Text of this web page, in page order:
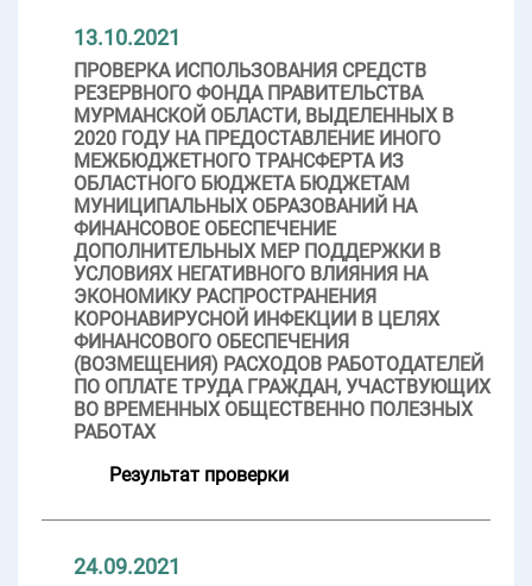
13.10.2021
ПРОВЕРКА ИСПОЛЬЗОВАНИЯ СРЕДСТВ
РЕЗЕРВНОГО ФОНДА ПРАВИТЕЛЬСТВА
МУРМАНСКОЙ ОБЛАСТИ, ВЫДЕЛЕННЫХ В
2020 ГОДУ НА ПРЕДОСТАВЛЕНИЕ ИНОГО
МЕЖБЮДЖЕТНОГО ТРАНСФЕРТА ИЗ
ОБЛАСТНОГО БЮДЖЕТА БЮДЖЕТАМ
МУНИЦИПАЛЬНЫХ ОБРАЗОВАНИЙ НА
ФИНАНСОВОЕ ОБЕСПЕЧЕНИЕ
ДОПОЛНИТЕЛЬНЫХ МЕР ПОДДЕРЖКИ В
УСЛОВИЯХ НЕГАТИВНОГО ВЛИЯНИЯ НА
ЭКОНОМИКУ РАСПРОСТРАНЕНИЯ
КОРОНАВИРУСНОЙ ИНФЕКЦИИ В ЦЕЛЯХ
ФИНАНСОВОГО ОБЕСПЕЧЕНИЯ
(ВОЗМЕЩЕНИЯ) РАСХОДОВ РАБОТОДАТЕЛЕЙ
ПО ОПЛАТЕ ТРУДА ГРАЖДАН, УЧАСТВУЮЩИХ
ВО ВРЕМЕННЫХ ОБЩЕСТВЕННО ПОЛЕЗНЫХ
РАБОТАХ
Результат проверки
24.09.2021